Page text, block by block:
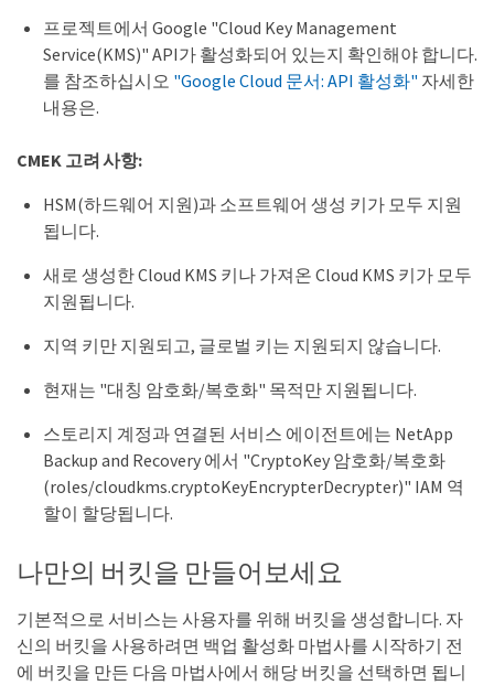
프로젝트에서 Google "Cloud Key Management
Service(KMS)" API가 활성화되어 있는지 확인해야 합니다.
를 참조하십시오 "Google Cloud 문서: API 활성화" 자세한
내용은.
CMEK 고려 사항:
HSM(하드웨어 지원)과 소프트웨어 생성 키가 모두 지원
됩니다.
새로 생성한 Cloud KMS 키나 가져온 Cloud KMS 키가 모두
지원됩니다.
지역 키만 지원되고, 글로벌 키는 지원되지 않습니다.
현재는 "대칭 암호화/복호화" 목적만 지원됩니다.
스토리지 계정과 연결된 서비스 에이전트에는 NetApp
Backup and Recovery 에서 "CryptoKey 암호화/복호화
(roles/cloudkms.cryptoKeyEncrypterDecrypter)" IAM 역
할이 할당됩니다.
나만의 버킷을 만들어보세요
기본적으로 서비스는 사용자를 위해 버킷을 생성합니다. 자
신의 버킷을 사용하려면 백업 활성화 마법사를 시작하기 전
에 버킷을 만든 다음 마법사에서 해당 버킷을 선택하면 됩니